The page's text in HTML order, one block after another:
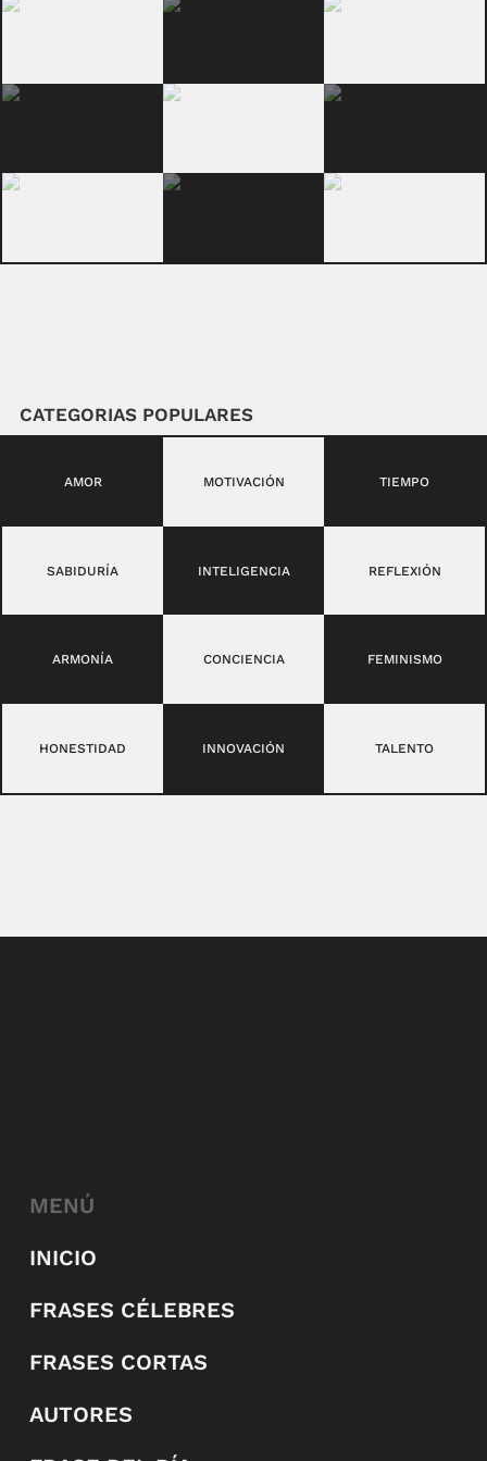
CATEGORIAS POPULARES
AMOR MOTIVACIÓN TIEMPO
SABIDURÍA INTELIGENCIA REFLEXIÓN
ARMONÍA CONCIENCIA FEMINISMO
HONESTIDAD INNOVACIÓN TALENTO
MENÚ
INICIO
FRASES CÉLEBRES
FRASES CORTAS
AUTORES